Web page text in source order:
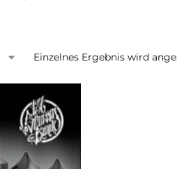
Einzelnes Ergebnis wird